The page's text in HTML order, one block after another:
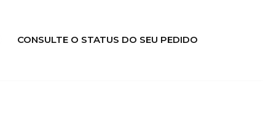
CONSULTE O STATUS DO SEU PEDIDO